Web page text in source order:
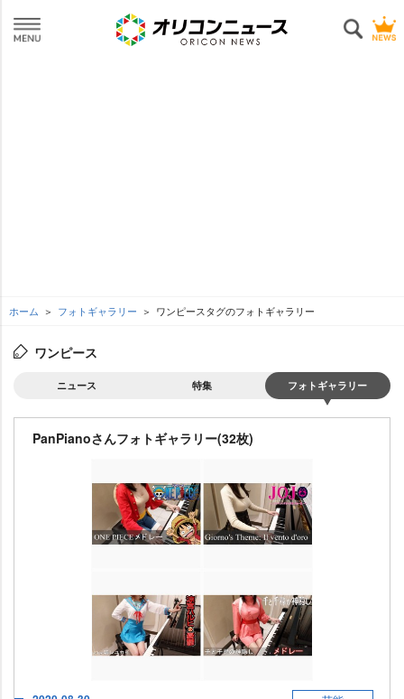
ホーム フォトギャラリー ワンピースタグのフォトギャラリー
ワンピース
ニュース 特集 フォトギャラリー
PanPianoさんフォトギャラリー(32枚)